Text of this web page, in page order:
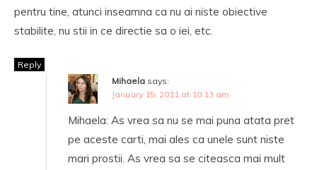
pentru tine, atunci inseamna ca nu ai niste obiective
stabilite, nu stii in ce directie sa o iei, etc.
Reply
Mihaela says:
January 15, 2011 at 10:13 am
Mihaela: As vrea sa nu se mai puna atata pret
pe aceste carti, mai ales ca unele sunt niste
mari prostii. As vrea sa se citeasca mai mult